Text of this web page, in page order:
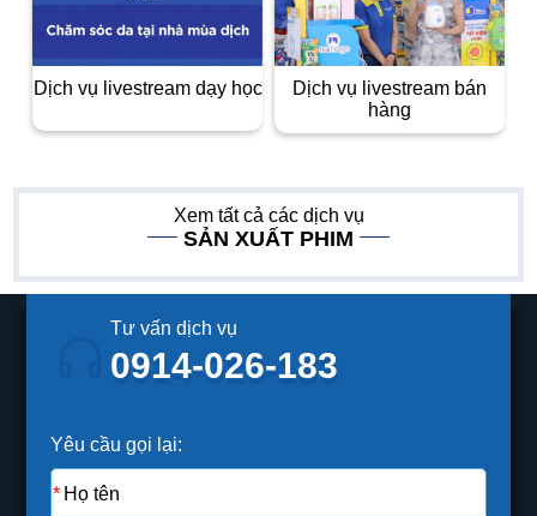
dịch vụ livestream dạy học
dịch vụ livestream bán
hàng
Xem tất cả các dịch vụ
SẢN XUẤT PHIM
Tư vấn dịch vụ
0914-026-183
Yêu cầu gọi lại: